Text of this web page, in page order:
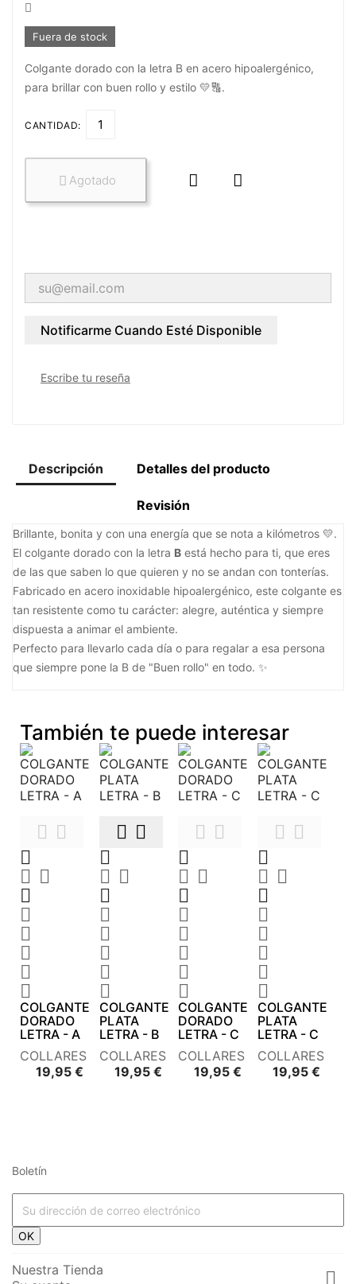

Fuera de stock
Colgante dorado con la letra B en acero hipoalergénico,
para brillar con buen rollo y estilo 💛🔠.
CANTIDAD:
 Agotado  
Notificarme Cuando Esté Disponible
Escribe tu reseña
Descripción Detalles del producto
Revisión
Brillante, bonita y con una energía que se nota a kilómetros 💛.
El colgante dorado con la letra B está hecho para ti, que eres
de las que saben lo que quieren y no se andan con tonterías.
Fabricado en acero inoxidable hipoalergénico, este colgante es
tan resistente como tu carácter: alegre, auténtica y siempre
dispuesta a animar el ambiente.
Perfecto para llevarlo cada día o para regalar a esa persona
que siempre pone la B de "Buen rollo" en todo. ✨
También te puede interesar
 

 






COLGANTE
DORADO
LETRA - A
COLLARES
19,95 €Precio
 

 






COLGANTE
PLATA
LETRA - B
COLLARES
19,95 € Precio
 

 






COLGANTE
DORADO
LETRA - C
COLLARES
19,95 €Precio
 

 






COLGANTE
PLATA
LETRA - C
COLLARES
19,95 €

 



 


 
 
Boletín
OK
Nuestra Tienda 